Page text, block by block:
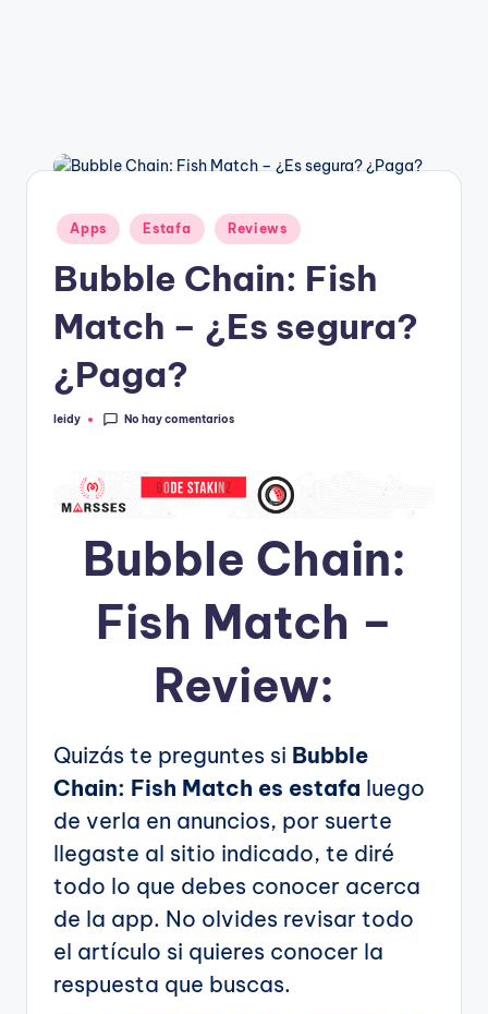
Publicado
en
Apps Estafa Reviews
Bubble Chain: Fish
Match – ¿Es segura?
¿Paga?
Publicado
leidy No hay comentarios
Bubble Chain:
Fish Match –
Review:
Quizás te preguntes si Bubble
Chain: Fish Match es estafa luego
de verla en anuncios, por suerte
llegaste al sitio indicado, te diré
todo lo que debes conocer acerca
de la app. No olvides revisar todo
el artículo si quieres conocer la
respuesta que buscas.